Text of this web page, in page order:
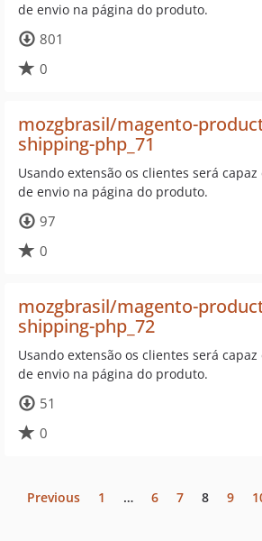
de envio na página do produto.
801
0
mozgbrasil/magento-
shipping-php_71
Usando extensão os clientes será
de envio na página do produto.
97
0
mozgbrasil/magento-
shipping-php_72
Usando extensão os clientes será
de envio na página do produto.
51
0
Previous 1 … 6 7 8 9